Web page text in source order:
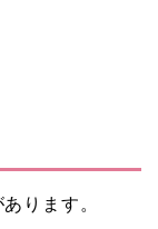
ります。